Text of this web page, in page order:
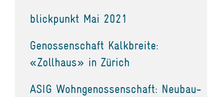
blickpunkt Mai 2021
Genossenschaft Kalkbreite:
«Zollhaus» in Zürich
ASIG Wohngenossenschaft: Neubau-